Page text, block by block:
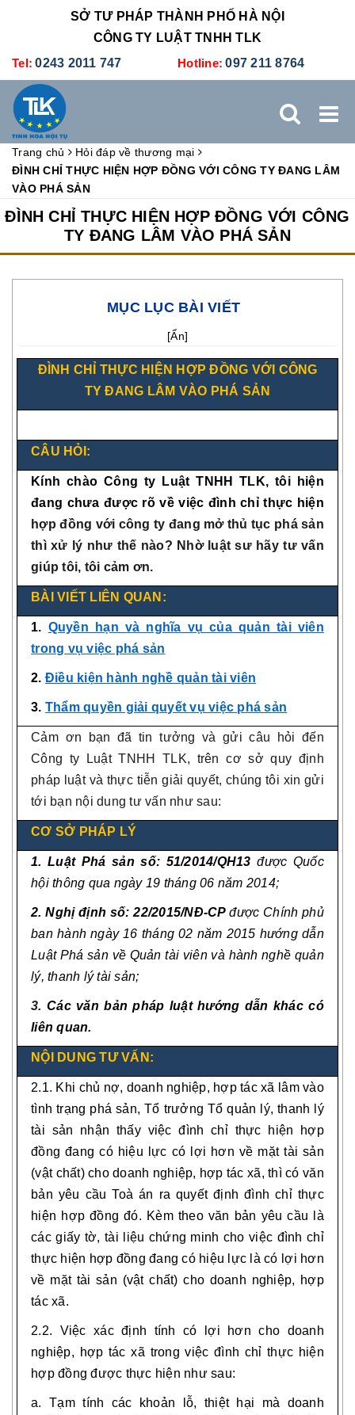
SỞ TƯ PHÁP THÀNH PHỐ HÀ NỘI
CÔNG TY LUẬT TNHH TLK
Tel: 0243 2011 747 Hotline: 097 211 8764
TRANG CHỦ GIỚI THIỆU DỊCH VỤ PHÁP LÝ
DỊCH VỤ KẾ TOÁN - THUẾ XÚC TIẾN THƯƠNG MẠI
Trang chủ
Hỏi đáp về thương mại
ĐÌNH CHỈ THỰC HIỆN HỢP ĐỒNG VỚI CÔNG TY ĐANG LÂM
VÀO PHÁ SẢN
ĐÌNH CHỈ THỰC HIỆN HỢP ĐỒNG VỚI CÔNG
TY ĐANG LÂM VÀO PHÁ SẢN
MỤC LỤC BÀI VIẾT
[Ẩn]
ĐÌNH CHỈ THỰC HIỆN HỢP ĐỒNG VỚI CÔNG
TY ĐANG LÂM VÀO PHÁ SẢN
CÂU HỎI:
Kính chào Công ty Luật TNHH TLK, tôi hiện
đang chưa được rõ về việc đình chỉ thực hiện
hợp đồng với công ty đang mở thủ tục phá sản
thì xử lý như thế nào? Nhờ luật sư hãy tư vấn
giúp tôi, tôi cảm ơn.
BÀI VIẾT LIÊN QUAN:
1. Quyền hạn và nghĩa vụ của quản tài viên
trong vụ việc phá sản
2. Điều kiện hành nghề quản tài viên
3. Thẩm quyền giải quyết vụ việc phá sản
Cảm ơn bạn đã tin tưởng và gửi câu hỏi đến
Công ty Luật TNHH TLK, trên cơ sở quy định
pháp luật và thực tiễn giải quyết, chúng tôi xin gửi
tới bạn nội dung tư vấn như sau:
CƠ SỞ PHÁP LÝ
1. Luật Phá sản số: 51/2014/QH13được Quốc
hội thông qua ngày 19 tháng 06 năm 2014;
2. Nghị định số: 22/2015/NĐ-CPđược Chính phủ
ban hành ngày 16 tháng 02 năm 2015 hướng dẫn
Luật Phá sản về Quản tài viên và hành nghề quản
lý, thanh lý tài sản;
3.Các văn bản pháp luật hướng dẫn khác có
liên quan.
NỘI DUNG TƯ VẤN:
2.1. Khi chủ nợ, doanh nghiệp, hợp tác xã lâm vào
tình trạng phá sản, Tổ trưởng Tổ quản lý, thanh lý
tài sản nhận thấy việc đình chỉ thực hiện hợp
đồng đang có hiệu lực có lợi hơn về mặt tài sản
(vật chất) cho doanh nghiệp, hợp tác xã, thì có văn
bản yêu cầu Toà án ra quyết định đình chỉ thực
hiện hợp đồng đó. Kèm theo văn bản yêu cầu là
các giấy tờ, tài liệu chứng minh cho việc đình chỉ
thực hiện hợp đồng đang có hiệu lực là có lợi hơn
về mặt tài sản (vật chất) cho doanh nghiệp, hợp
tác xã.
2.2. Việc xác định tính có lợi hơn cho doanh
nghiệp, hợp tác xã trong việc đình chỉ thực hiện
hợp đồng được thực hiện như sau:
a. Tạm tính các khoản lỗ, thiệt hại mà doanh